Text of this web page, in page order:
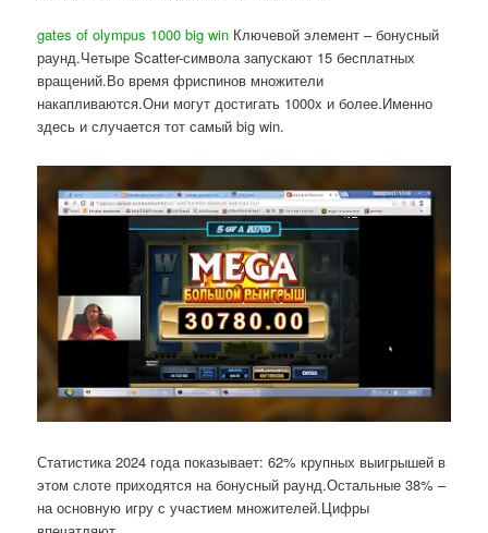
gates of olympus 1000 big win Ключевой элемент – бонусный
раунд.Четыре Scatter-символа запускают 15 бесплатных
вращений.Во время фриспинов множители
накапливаются.Они могут достигать 1000x и более.Именно
здесь и случается тот самый big win.
Статистика 2024 года показывает: 62% крупных выигрышей в
этом слоте приходятся на бонусный раунд.Остальные 38% –
на основную игру с участием множителей.Цифры